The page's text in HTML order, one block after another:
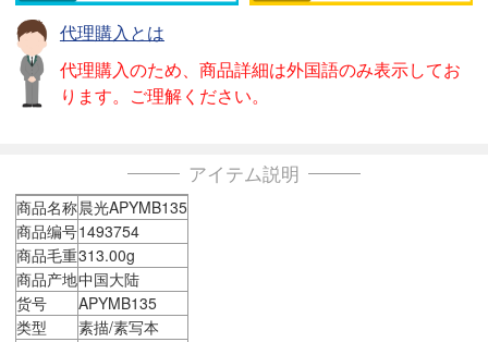
代理購入とは
代理購入のため、商品詳細は外国語のみ表示してお
ります。ご理解ください。
アイテム説明
商品名称晨光APYMB135
商品编号1493754
商品毛重313.00g
商品产地中国大陆
货号
APYMB135
类型
素描/素写本